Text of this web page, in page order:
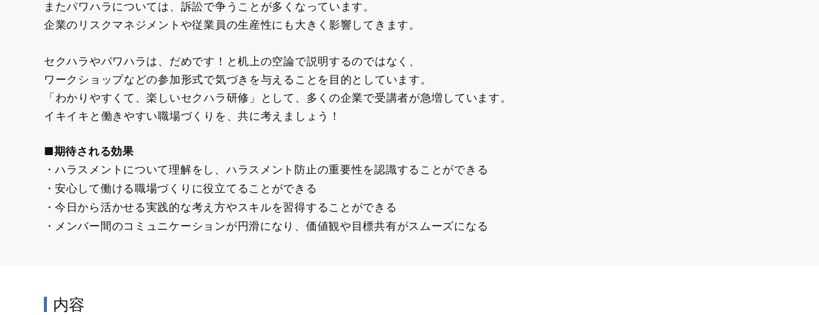
またパワハラについては、訴訟で争うことが多くなっています。
企業のリスクマネジメントや従業員の生産性にも大きく影響してきます。
セクハラやパワハラは、だめです！と机上の空論で説明するのではなく、
ワークショップなどの参加形式で気づきを与えることを目的としています。
「わかりやすくて、楽しいセクハラ研修」として、多くの企業で受講者が急増しています。
イキイキと働きやすい職場づくりを、共に考えましょう！
■期待される効果
ハラスメントについて理解をし、ハラスメント防止の重要性を認識することができる
安心して働ける職場づくりに役立てることができる
今日から活かせる実践的な考え方やスキルを習得することができる
メンバー間のコミュニケーションが円滑になり、価値観や目標共有がスムーズになる
内容